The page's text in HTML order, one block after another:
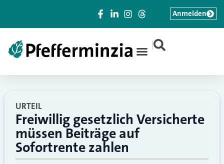
|
Anmelden
URTEIL
Freiwillig gesetzlich Versicherte
müssen Beiträge auf
Sofortrente zahlen